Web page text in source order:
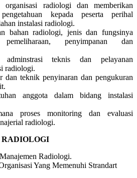
organisasi radiologi dan memberikan
kepada peserta perihal
instalasi radiologi.
bahan radiologi, jenis dan fungsinya
penyimpanan dan
adminstrasi teknis dan pelayanan
radiologi.
dan teknik penyinaran dan pengukuran
anggota dalam bidang instalasi
proses monitoring dan evaluasi
radiologi.
Radiologi.
Yang Memenuhi Strandart